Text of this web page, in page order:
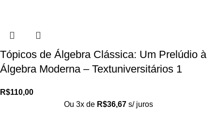
Tópicos de Álgebra Clássica: Um Prelúdio à
Álgebra Moderna – Textuniversitários 1
R$110,00
Ou 3x de R$36,67 s/ juros